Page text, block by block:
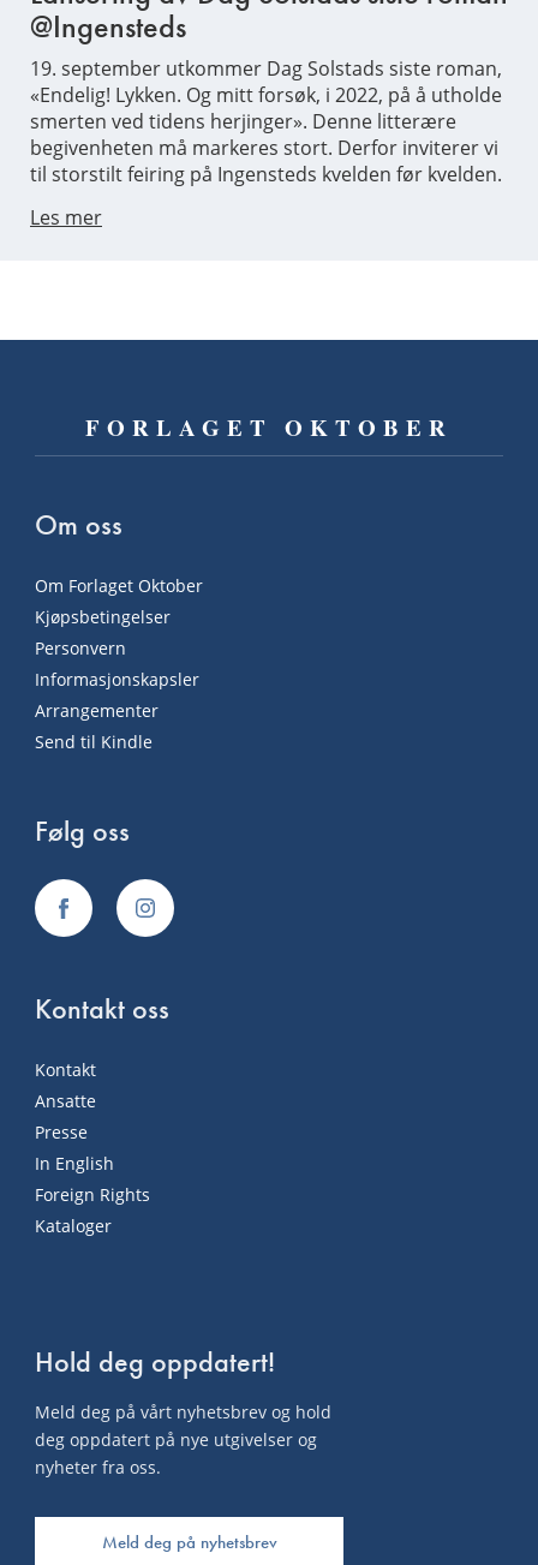
@Ingensteds
19. september utkommer Dag Solstads siste roman,
«Endelig! Lykken. Og mitt forsøk, i 2022, på å utholde
smerten ved tidens herjinger». Denne litterære
begivenheten må markeres stort. Derfor inviterer vi
til storstilt feiring på Ingensteds kvelden før kvelden.
Les mer
FORLAGET OKTOBER
Om oss
Om Forlaget Oktober
Kjøpsbetingelser
Personvern
Informasjonskapsler
Arrangementer
Send til Kindle
Følg oss
Kontakt oss
Kontakt
Ansatte
Presse
In English
Foreign Rights
Kataloger
Hold deg oppdatert!
Meld deg på vårt nyhetsbrev og hold
deg oppdatert på nye utgivelser og
nyheter fra oss.
Meld deg på nyhetsbrev